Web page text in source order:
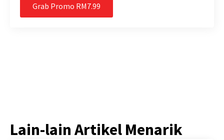
Grab Promo RM7.99
Lain-lain Artikel Menarik